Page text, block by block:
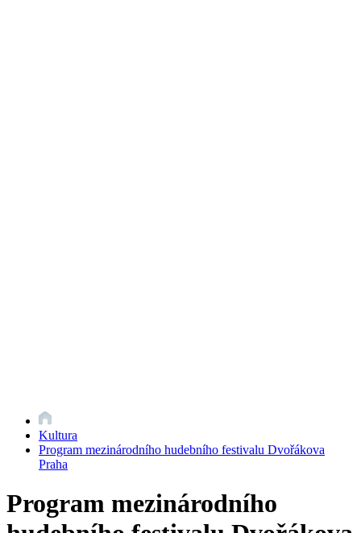
Kultura
Program mezinárodního hudebního festivalu Dvořákova
Praha
Program mezinárodního